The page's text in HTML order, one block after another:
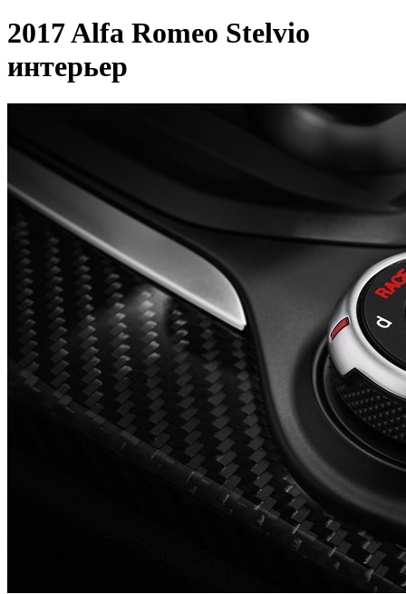
2017 Alfa Romeo Stelvio
интерьер